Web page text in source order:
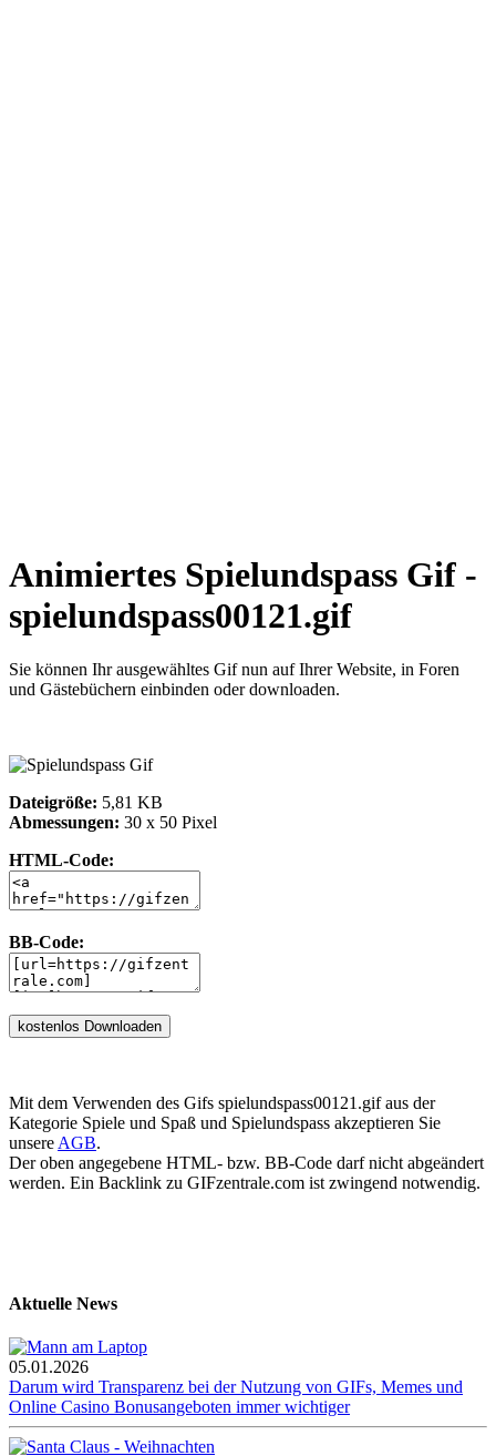
Animiertes Spielundspass Gif -
spielundspass00121.gif
Sie können Ihr ausgewähltes Gif nun auf Ihrer Website, in Foren
und Gästebüchern einbinden oder downloaden.
Dateigröße: 5,81 KB
Abmessungen: 30 x 50 Pixel
HTML-Code:
BB-Code:
Mit dem Verwenden des Gifs spielundspass00121.gif aus der
Kategorie Spiele und Spaß und Spielundspass akzeptieren Sie
unsere AGB.
Der oben angegebene HTML- bzw. BB-Code darf nicht abgeändert
werden. Ein Backlink zu GIFzentrale.com ist zwingend notwendig.
Aktuelle News
05.01.2026
Darum wird Transparenz bei der Nutzung von GIFs, Memes und
Online Casino Bonusangeboten immer wichtiger